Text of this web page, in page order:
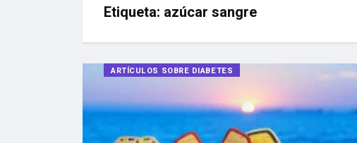
Etiqueta: azúcar sangre
ARTÍCULOS SOBRE DIABETES